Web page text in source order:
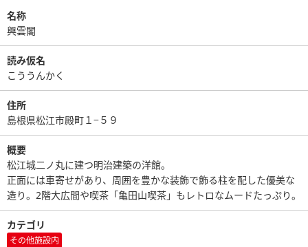
名称
興雲閣
読み仮名
こううんかく
住所
島根県松江市殿町１−５９
概要
松江城二ノ丸に建つ明治建築の洋館。
正面には車寄せがあり、周囲を豊かな装飾で飾る柱を配した優美な
造り。2階大広間や喫茶「亀田山喫茶」もレトロなムードたっぷり。
カテゴリ
その他施設内